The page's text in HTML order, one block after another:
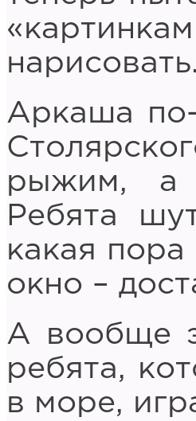
нарисовать.
Аркаша
рыжим, а
Ребята
какая
окно –
А вообще
ребята,
в море,